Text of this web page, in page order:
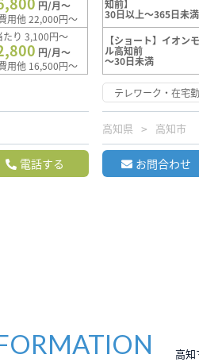
円/月～
用他 22,000円～
たり 3,100円～
円/月～
用他 16,500円～
電話する
知前】
30日以上～365日未満
【ショート】イオン
ル高知前
～30日未満
テレワーク・在宅
高知県 高知市
お問合わせ
高知